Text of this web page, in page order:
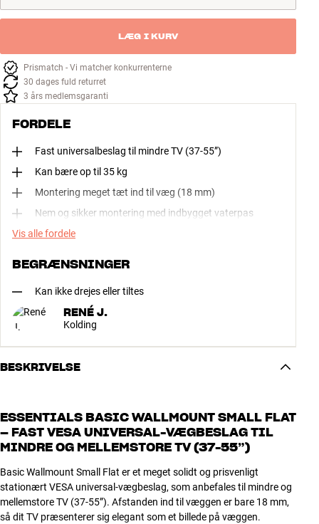
LÆG I KURV
Prismatch - Vi matcher konkurrenterne
30 dages fuld returret
3 års medlemsgaranti
FORDELE
Fast universalbeslag til mindre TV (37-55”)
Kan bære op til 35 kg
Montering meget tæt ind til væg (18 mm)
Nem og sikker montering med indbygget vaterpas
Vis alle fordele
BEGRÆNSNINGER
Kan ikke drejes eller tiltes
RENÉ J.
Kolding
BESKRIVELSE
ESSENTIALS BASIC WALLMOUNT SMALL FLAT
– FAST VESA UNIVERSAL-VÆGBESLAG TIL
MINDRE OG MELLEMSTORE TV (37-55”)
Basic Wallmount Small Flat er et meget solidt og prisvenligt
stationært VESA universal-vægbeslag, som anbefales til mindre og
mellemstore TV (37-55”). Afstanden ind til væggen er bare 18 mm,
så dit TV præsenterer sig elegant som et billede på væggen.